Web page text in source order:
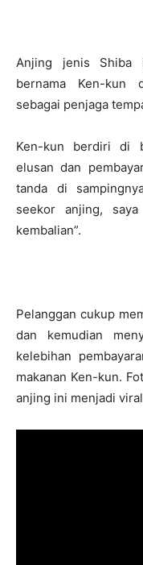
Anjing jenis Shiba
bernama Ken-kun
sebagai penjaga
Ken-kun berdiri di
elusan dan
tanda di
seekor anjing,
kembalian”.
Pelanggan cukup
dan kemudian
kelebihan
makanan Ken-kun.
anjing ini menjadi